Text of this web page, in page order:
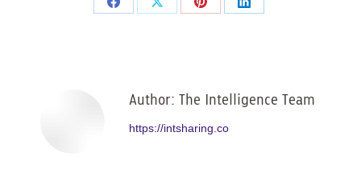
Share
Share
Share
Share
Author: The Intelligence Team
https://intsharing.co